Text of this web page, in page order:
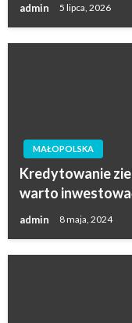
admin 5 lipca, 2026
MAŁOPOLSKA
Kredytowanie
warto
admin 8 maja, 2024